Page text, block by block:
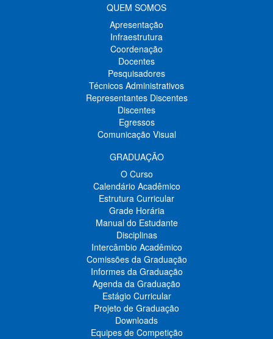
QUEM SOMOS
Apresentação
Infraestrutura
Coordenação
Docentes
Pesquisadores
Técnicos Administrativos
Representantes Discentes
Discentes
Egressos
Comunicação Visual
GRADUAÇÃO
O Curso
Calendário Acadêmico
Estrutura Curricular
Grade Horária
Manual do Estudante
Disciplinas
Intercâmbio Acadêmico
Comissões da Graduação
Informes da Graduação
Agenda da Graduação
Estágio Curricular
Projeto de Graduação
Downloads
Equipes de Competição